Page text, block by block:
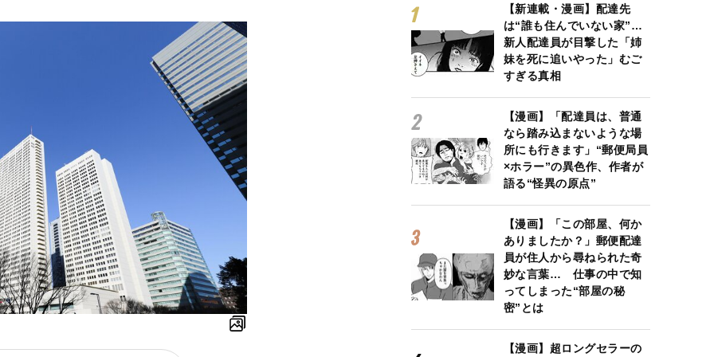
【新連載・漫画】配達先
は“誰も住んでいない家”…
新人配達員が目撃した「姉
妹を死に追いやった」むご
すぎる真相
【漫画】「配達員は、普通
なら踏み込まないような場
所にも行きます」“郵便局員
×ホラー”の異色作、作者が
語る“怪異の原点”
【漫画】「この部屋、何か
ありましたか？」郵便配達
員が住人から尋ねられた奇
妙な言葉… 仕事の中で知
ってしまった“部屋の秘
密”とは
【漫画】超ロングセラーの